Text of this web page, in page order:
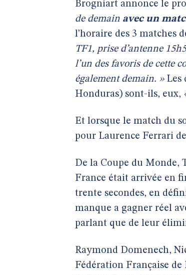
Brogniart annonce le
de demain avec un
l’horaire des 3 matches
TF1, prise d’antenne
l’un des favoris de cette
également demain. »Les
Honduras) sont-ils, eux,
Et lorsque le match du
pour Laurence Ferrari
De la Coupe du Monde,
France était arrivée en
trente secondes, en
manque a gagner réel
parlant que de leur
Raymond Domenech,
Fédération Française de